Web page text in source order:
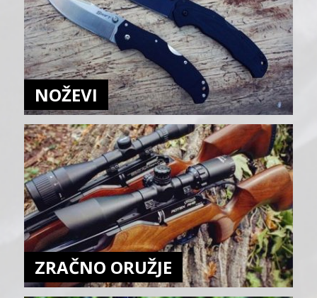
NOŽEVI
ZRAČNO ORUŽJE